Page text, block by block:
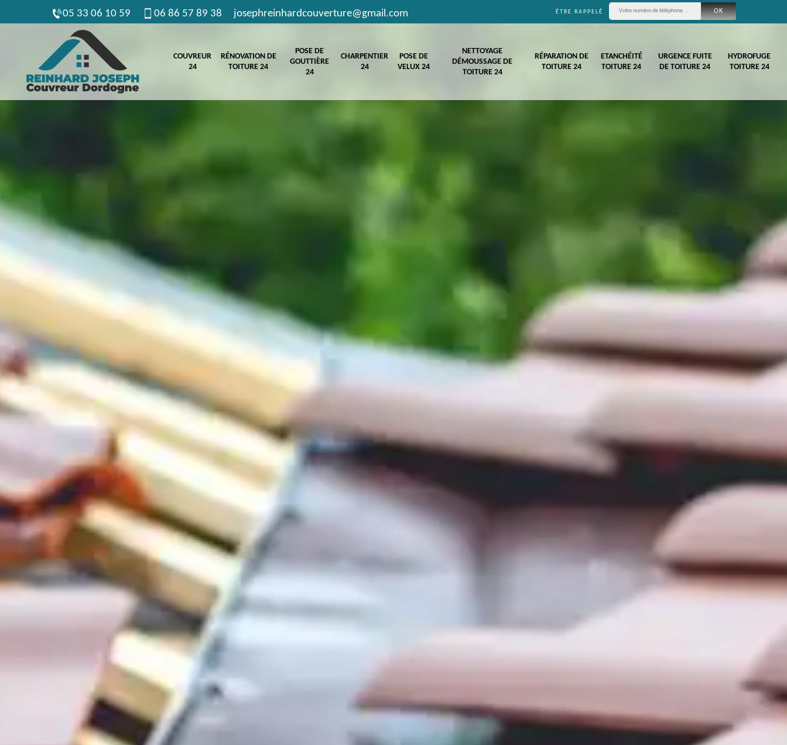
05 33 06 10 59 06 86 57 89 38 josephreinhardcouverture@gmail.com ÊTRE RAPPELÉ
COUVREUR
24
RÉNOVATION DE
TOITURE 24
POSE DE
GOUTTIÈRE
24
CHARPENTIER
24
POSE DE
VELUX 24
NETTOYAGE
DÉMOUSSAGE DE
TOITURE 24
RÉPARATION DE
TOITURE 24
ETANCHÉITÉ
TOITURE 24
URGENCE FUITE
DE TOITURE 24
HYDROFUGE
TOITURE 24